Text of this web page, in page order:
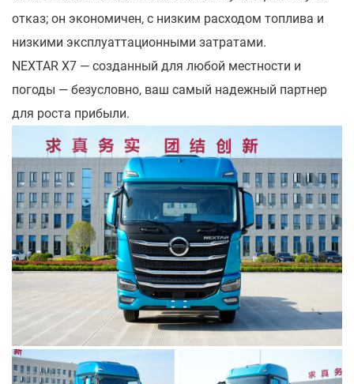
отказ; он экономичен, с низким расходом топлива и
низкими эксплуаттационными затратами.
NEXTAR X7 — созданный для любой местности и
погоды — безусловно, ваш самый надежный партнер
для роста прибыли.